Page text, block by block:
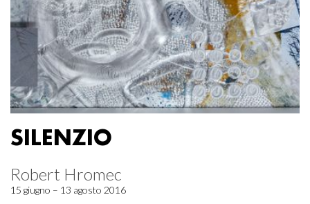
SILENZIO
Robert Hromec
15 giugno – 13 agosto 2016